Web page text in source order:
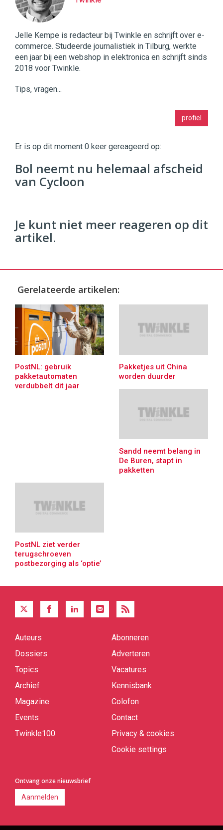
Jelle Kempe is redacteur bij Twinkle en schrijft over e-
commerce. Studeerde journalistiek in Tilburg, werkte
een jaar bij een webshop in elektronica en schrijft sinds
2018 voor Twinkle.
Tips, vragen...
profiel
Commerce https://twinklemagazine.nl
9654
Er is op dit moment 0 keer gereageerd op:
Bol neemt nu helemaal afscheid
van Cycloon
Je kunt niet meer reageren op dit
artikel.
Gerelateerde artikelen:
PostNL: gebruik
pakketautomaten
verdubbelt dit jaar
Pakketjes uit China
worden duurder
Sandd neemt belang in
De Buren, stapt in
pakketten
PostNL ziet verder
terugschroeven
postbezorging als ‘optie’
Quick
Auteurs
Dossiers
Topics
Archief
Magazine
Events
Twinkle100
Abonneren
Adverteren
Vacatures
Kennisbank
Colofon
Contact
Privacy & cookies
Cookie settings
Ontvang onze nieuwsbrief
Aanmelden